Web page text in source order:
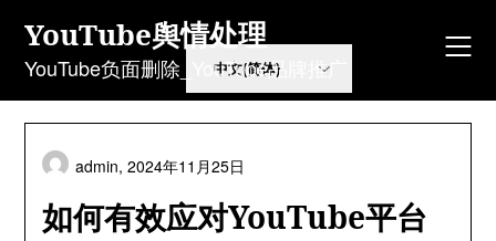
content
YouTube舆情处理
YouTube负面删除_YouTube品牌推广
如何有效应对YouTube平台
admin,2024年11月25日